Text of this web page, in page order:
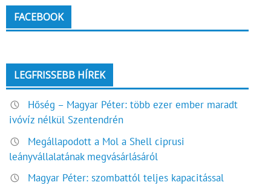
FACEBOOK
LEGFRISSEBB HÍREK
Hőség – Magyar Péter: több ezer ember maradt
ivóvíz nélkül Szentendrén
Megállapodott a Mol a Shell ciprusi
leányvállalatának megvásárlásáról
Magyar Péter: szombattól teljes kapacitással